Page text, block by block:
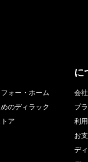
ォー・ホーム
のディラック
ア
に
会
プ
利
お
デ